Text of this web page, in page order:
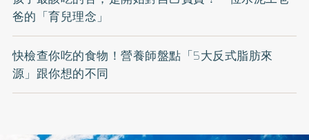
爸的「育兒理念」
快檢查你吃的食物！營養師盤點「5大反式脂肪來
源」跟你想的不同